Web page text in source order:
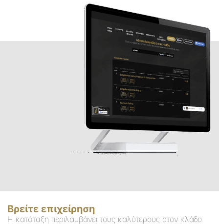
Βρείτε επιχείρηση
Η κατάταξη περιλαμβάνει τους καλύτερους στον κλάδο